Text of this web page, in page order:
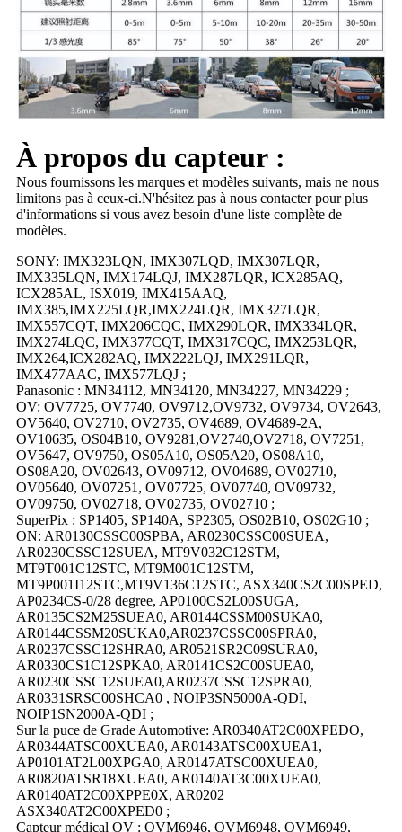
À propos du capteur :
Nous fournissons les marques et modèles suivants, mais ne nous
limitons pas à ceux-ci.N'hésitez pas à nous contacter pour plus
d'informations si vous avez besoin d'une liste complète de
modèles.
SONY: IMX323LQN, IMX307LQD, IMX307LQR,
IMX335LQN, IMX174LQJ, IMX287LQR, ICX285AQ,
ICX285AL, ISX019, IMX415AAQ,
IMX385,IMX225LQR,IMX224LQR, IMX327LQR,
IMX557CQT, IMX206CQC, IMX290LQR, IMX334LQR,
IMX274LQC, IMX377CQT, IMX317CQC, IMX253LQR,
IMX264,ICX282AQ, IMX222LQJ, IMX291LQR,
IMX477AAC, IMX577LQJ ;
Panasonic : MN34112, MN34120, MN34227, MN34229 ;
OV: OV7725, OV7740, OV9712,OV9732, OV9734, OV2643,
OV5640, OV2710, OV2735, OV4689, OV4689-2A,
OV10635, OS04B10, OV9281,OV2740,OV2718, OV7251,
OV5647, OV9750, OS05A10, OS05A20, OS08A10,
OS08A20, OV02643, OV09712, OV04689, OV02710,
OV05640, OV07251, OV07725, OV07740, OV09732,
OV09750, OV02718, OV02735, OV02710 ;
SuperPix : SP1405, SP140A, SP2305, OS02B10, OS02G10 ;
ON: AR0130CSSC00SPBA, AR0230CSSC00SUEA,
AR0230CSSC12SUEA, MT9V032C12STM,
MT9T001C12STC, MT9M001C12STM,
MT9P001I12STC,MT9V136C12STC, ASX340CS2C00SPED,
AP0234CS-0/28 degree, AP0100CS2L00SUGA,
AR0135CS2M25SUEA0, AR0144CSSM00SUKA0,
AR0144CSSM20SUKA0,AR0237CSSC00SPRA0,
AR0237CSSC12SHRA0, AR0521SR2C09SURA0,
AR0330CS1C12SPKA0, AR0141CS2C00SUEA0,
AR0230CSSC12SUEA0,AR0237CSSC12SPRA0,
AR0331SRSC00SHCA0 , NOIP3SN5000A-QDI,
NOIP1SN2000A-QDI ;
Sur la puce de Grade Automotive: AR0340AT2C00XPEDO,
AR0344ATSC00XUEA0, AR0143ATSC00XUEA1,
AP0101AT2L00XPGA0, AR0147ATSC00XUEA0,
AR0820ATSR18XUEA0, AR0140AT3C00XUEA0,
AR0140AT2C00XPPE0X, AR0202
ASX340AT2C00XPED0 ;
Capteur médical OV : OVM6946, OVM6948, OVM6949,